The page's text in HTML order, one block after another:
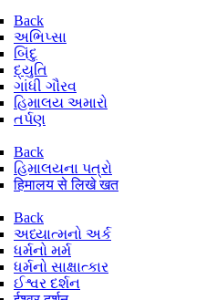
Back
અભિપ્સા
બિંદુ
દ્યુતિ
ગાંધી ગૌરવ
હિમાલય અમારો
તર્પણ
Back
હિમાલયના પત્રો
हिमालय से लिखे खत
Back
અધ્યાત્મનો અર્ક
ધર્મનો મર્મ
ધર્મનો સાક્ષાત્કાર
ઈશ્વર દર્શન